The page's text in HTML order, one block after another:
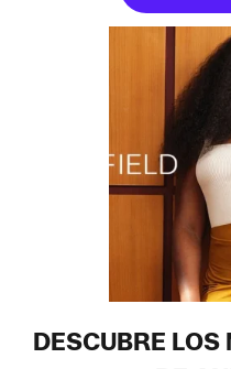
DESCUBRE LOS